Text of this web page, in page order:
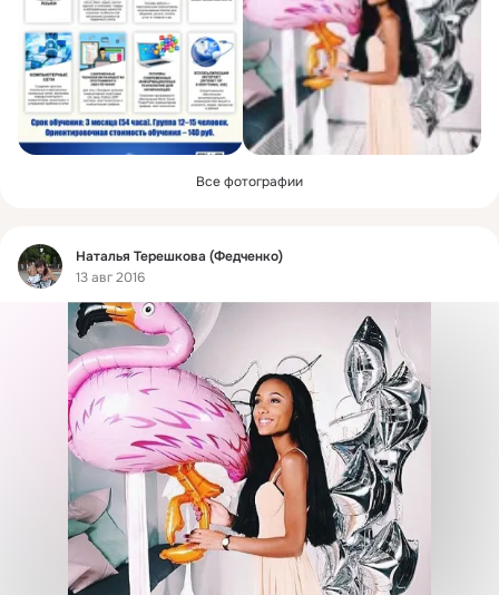
Все фотографии
Фид
Наталья Терешкова (Федченко)
13 авг 2016